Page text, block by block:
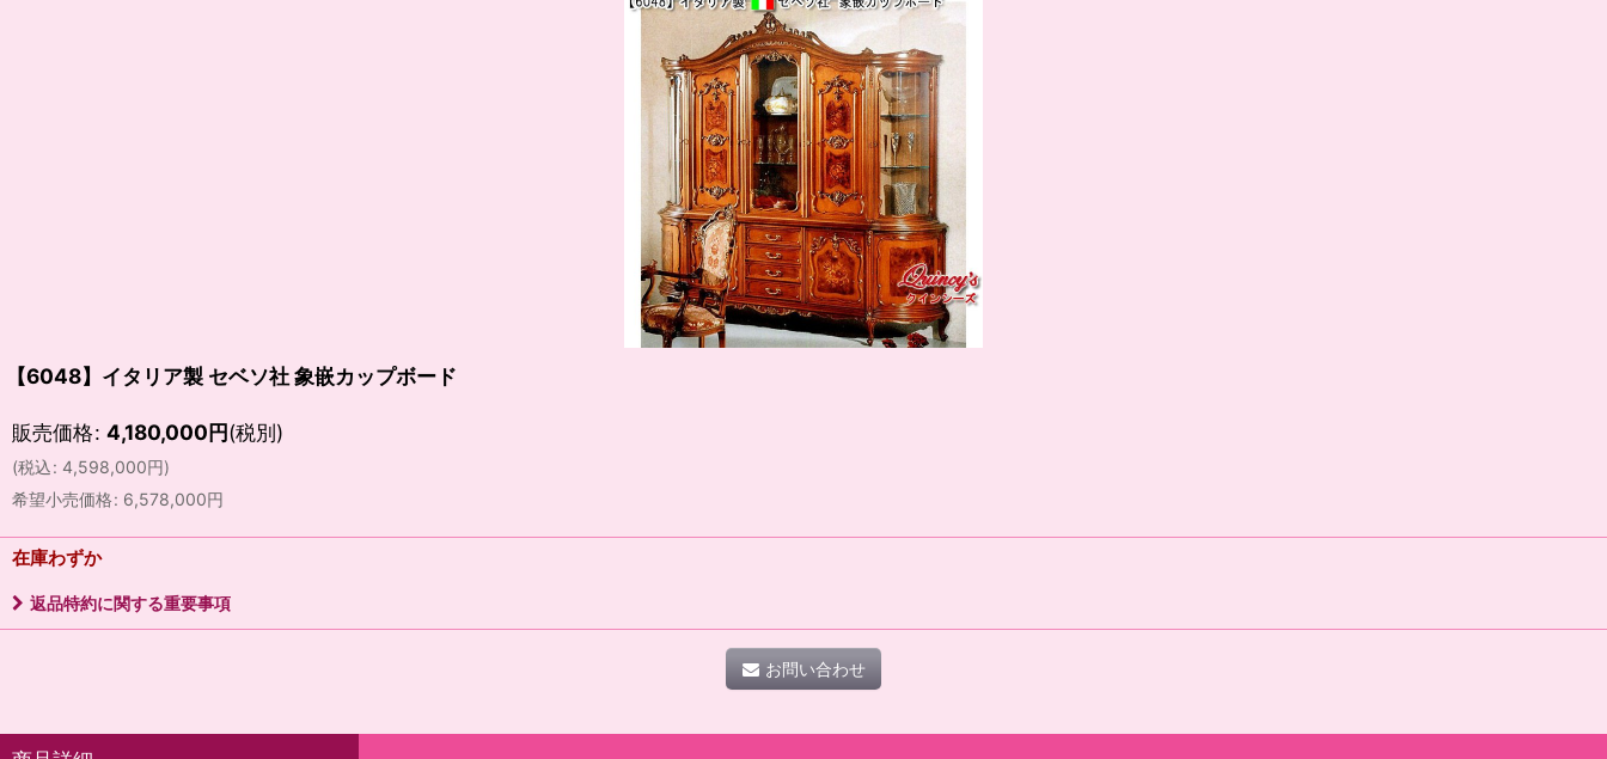
【6048】イタリア製 セベソ社 象嵌カップボード
販売価格: 4,180,000円(税別)
(税込: 4,598,000円)
希望小売価格: 6,578,000円
在庫わずか
返品特約に関する重要事項
お問い合わせ